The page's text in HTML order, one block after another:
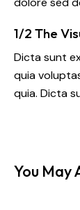
1/2 The
Dicta sunt
quia
quia. Dicta
You May